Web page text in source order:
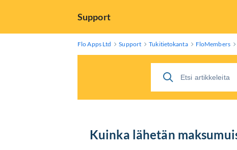
Main
Support
Flo Apps Ltd Support Tukitietokanta FloMembers
Kuinka lähetän